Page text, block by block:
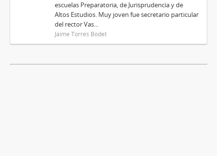
escuelas Preparatoria, de Jurisprudencia y de
Altos Estudios. Muy joven fue secretario particular
del rector Vas...
Jaime Torres Bodet